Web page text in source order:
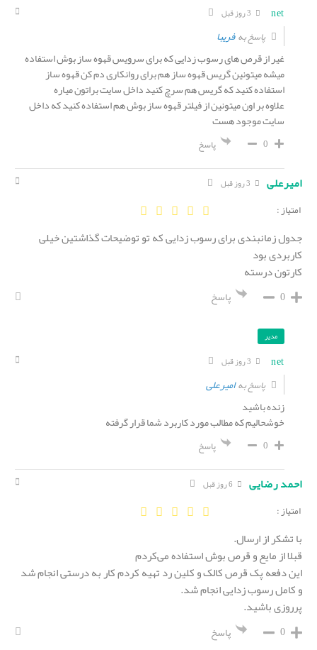
net
پاسخ بهفریبا
غیر از قرص های رسوب زدایی که برای سرویس قهوه ساز بوش استفاده
میشه میتونین گریس قهوه ساز هم برای روانکاری دم کن قهوه ساز
استفاده کنید که گریس هم سرچ کنید داخل سایت براتون میاره
علاوه بر اون میتونین از فیلتر قهوه ساز بوش هم استفاده کنید که داخل
سایت موجود هست
0 پاسخ
امیرعلی
امتیاز :
جدول زمانبندی برای رسوب زدایی که تو توضیحات گذاشتین خیلی
کاربردی بود
کارتون درسته
0 پاسخ
مدیر
net
پاسخ بهامیرعلی
زنده باشید
خوشحالیم که مطالب مورد کاربرد شما قرار گرفته
0 پاسخ
احمد رضایی
امتیاز :
با تشکر از ارسال.
قبلا از مایع و قرص بوش استفاده می‌کردم
این دفعه پک قرص کالک و کلین رد تهیه کردم کار به درستی انجام شد
و کامل رسوب زدایی انجام شد.
پرروزی باشید.
0 پاسخ